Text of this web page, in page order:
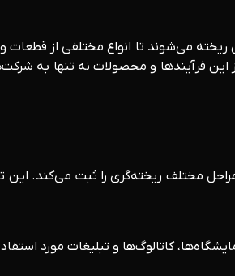
می‌شوند تا انواع مختلفی از قطعات
این فرآیند‌ها و محصولات نه تنها به
مختلف ریخته‌گری را ثبت می‌کند.
کاتالوگ‌ها و تبلیغات مورد